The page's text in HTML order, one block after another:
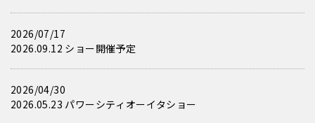
2026/07/17
2026.09.12 ショー開催予定
2026/04/30
2026.05.23 パワーシティオーイタショー